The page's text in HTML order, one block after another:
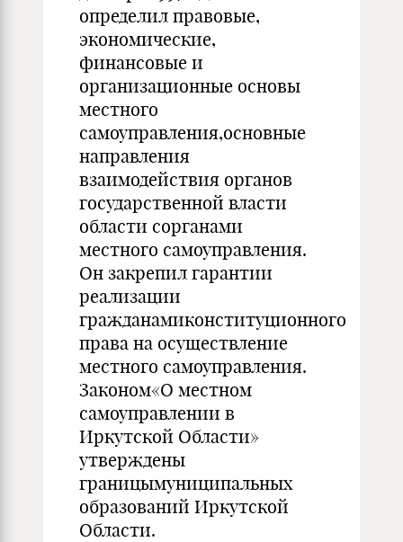
определил правовые,
экономические,
финансовые и
организационные основы
местного
самоуправления,основные
направления
взаимодействия органов
государственной власти
области сорганами
местного самоуправления.
Он закрепил гарантии
реализации
гражданамиконституционного
права на осуществление
местного самоуправления.
Законом«О местном
самоуправлении в
Иркутской Области»
утверждены
границымуниципальных
образований Иркутской
Области.